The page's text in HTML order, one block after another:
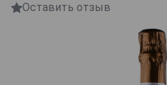
Оставить отзыв